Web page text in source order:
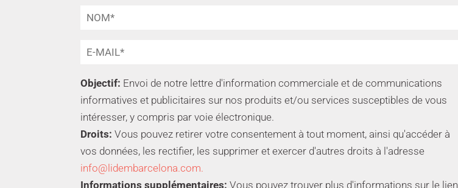
Objectif: Envoi de notre lettre d'information commerciale et de communications
informatives et publicitaires sur nos produits et/ou services susceptibles de vous
intéresser, y compris par voie électronique.
Droits: Vous pouvez retirer votre consentement à tout moment, ainsi qu'accéder à
vos données, les rectifier, les supprimer et exercer d'autres droits à l'adresse
info@lidembarcelona.com.
Informations supplémentaires: Vous pouvez trouver plus d'informations sur le lien